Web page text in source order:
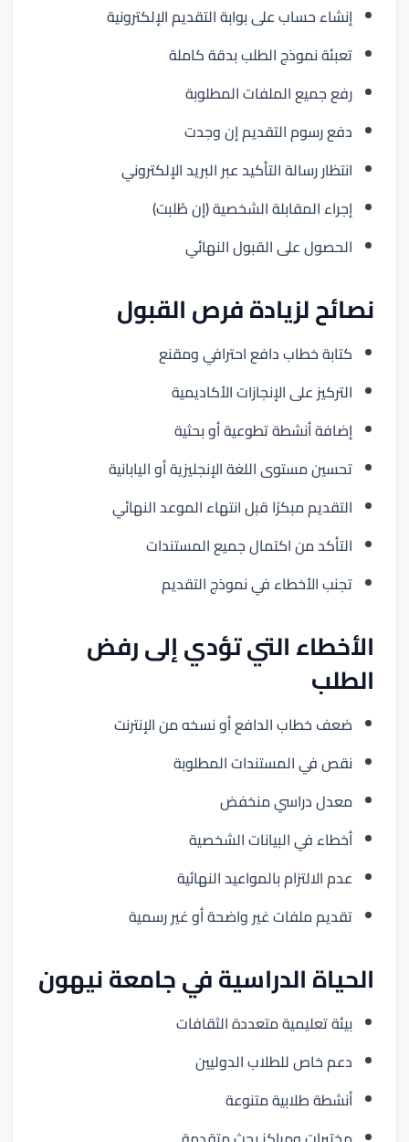
إنشاء حساب على بوابة التقديم الإلكترونية
تعبئة نموذج الطلب بدقة كاملة
رفع جميع الملفات المطلوبة
دفع رسوم التقديم إن وجدت
انتظار رسالة التأكيد عبر البريد الإلكتروني
إجراء المقابلة الشخصية (إن طُلبت)
الحصول على القبول النهائي
نصائح لزيادة فرص القبول
كتابة خطاب دافع احترافي ومقنع
التركيز على الإنجازات الأكاديمية
إضافة أنشطة تطوعية أو بحثية
تحسين مستوى اللغة الإنجليزية أو اليابانية
التقديم مبكرًا قبل انتهاء الموعد النهائي
التأكد من اكتمال جميع المستندات
تجنب الأخطاء في نموذج التقديم
الأخطاء التي تؤدي إلى رفض
الطلب
ضعف خطاب الدافع أو نسخه من الإنترنت
نقص في المستندات المطلوبة
معدل دراسي منخفض
أخطاء في البيانات الشخصية
عدم الالتزام بالمواعيد النهائية
تقديم ملفات غير واضحة أو غير رسمية
الحياة الدراسية في جامعة نيهون
بيئة تعليمية متعددة الثقافات
دعم خاص للطلاب الدوليين
أنشطة طلابية متنوعة